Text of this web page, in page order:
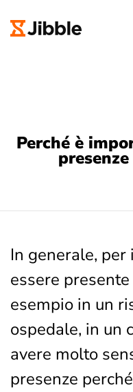
Perché è
In generale,
essere
esempio in un
ospedale, in un
avere molto
presenze